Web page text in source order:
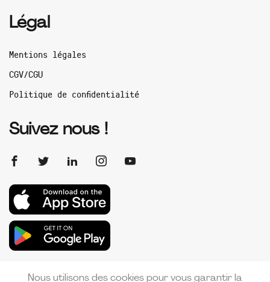
Légal
Mentions légales
CGV/CGU
Politique de confidentialité
Suivez nous !
Nous utilisons des cookies pour vous garantir la